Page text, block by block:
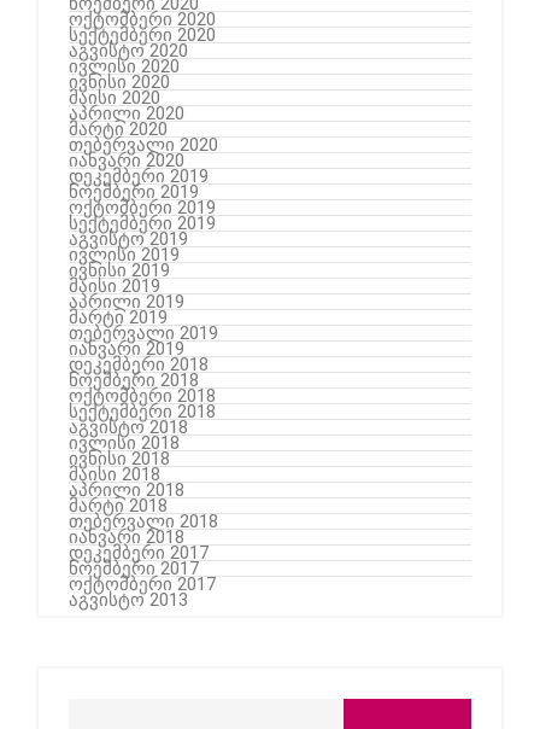
ოქტომბერი 2020
სექტემბერი 2020
აგვისტო 2020
ივლისი 2020
ივნისი 2020
მაისი 2020
აპრილი 2020
მარტი 2020
თებერვალი 2020
იანვარი 2020
დეკემბერი 2019
ნოემბერი 2019
ოქტომბერი 2019
სექტემბერი 2019
აგვისტო 2019
ივლისი 2019
ივნისი 2019
მაისი 2019
აპრილი 2019
მარტი 2019
თებერვალი 2019
იანვარი 2019
დეკემბერი 2018
ნოემბერი 2018
ოქტომბერი 2018
სექტემბერი 2018
აგვისტო 2018
ივლისი 2018
ივნისი 2018
მაისი 2018
აპრილი 2018
მარტი 2018
თებერვალი 2018
იანვარი 2018
დეკემბერი 2017
ნოემბერი 2017
ოქტომბერი 2017
აგვისტო 2013